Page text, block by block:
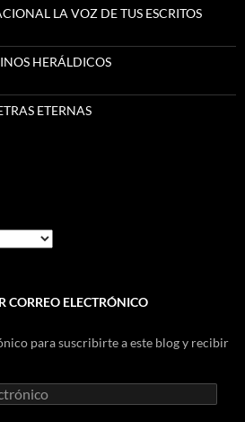
LA VOZ DE TUS ESCRITOS
HERÁLDICOS
ETERNAS
CORREO ELECTRÓNICO
para suscribirte a este blog y recibir